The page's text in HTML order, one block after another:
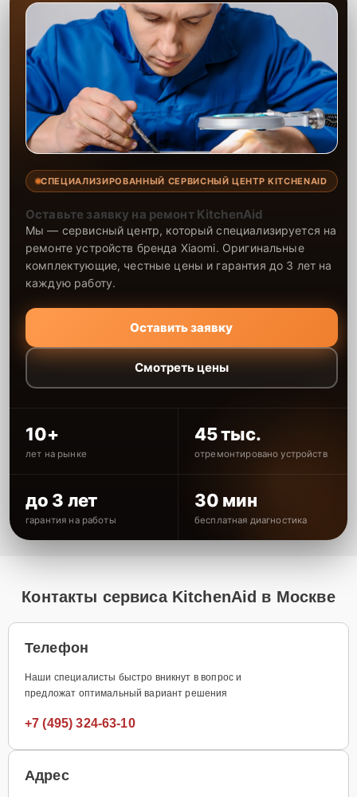
СПЕЦИАЛИЗИРОВАННЫЙ СЕРВИСНЫЙ ЦЕНТР KITCHENAID
Оставьте заявку на ремонт KitchenAid
Мы — сервисный центр, который специализируется на
ремонте устройств бренда Xiaomi. Оригинальные
комплектующие, честные цены и гарантия до 3 лет на
каждую работу.
Оставить заявку
Смотреть цены
10+
лет на рынке
45 тыс.
отремонтировано устройств
до 3 лет
гарантия на работы
30 мин
бесплатная диагностика
Контакты сервиса KitchenAid в Москве
Телефон
Наши специалисты быстро вникнут в вопрос и
предложат оптимальный вариант решения
+7 (495) 324-63-10
Адрес